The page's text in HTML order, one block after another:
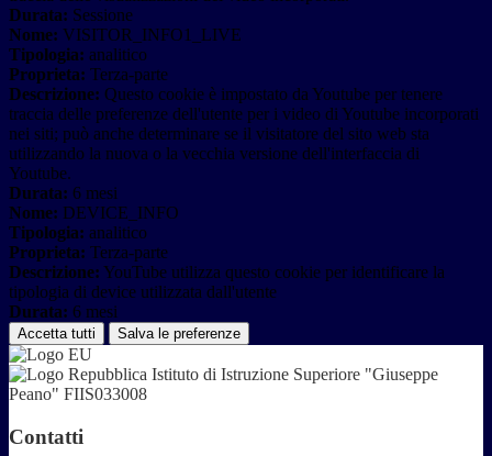
Durata: Sessione
Nome: VISITOR_INFO1_LIVE
Tipologia: analitico
Proprieta: Terza-parte
Descrizione: Questo cookie è impostato da Youtube per tenere
traccia delle preferenze dell'utente per i video di Youtube incorporati
nei siti; può anche determinare se il visitatore del sito web sta
utilizzando la nuova o la vecchia versione dell'interfaccia di
Youtube.
Durata: 6 mesi
Nome: DEVICE_INFO
Tipologia: analitico
Proprieta: Terza-parte
Descrizione: YouTube utilizza questo cookie per identificare la
tipologia di device utilizzata dall'utente
Durata: 6 mesi
Accetta tutti Salva le preferenze
Istituto di Istruzione Superiore "Giuseppe
Peano" FIIS033008
Contatti